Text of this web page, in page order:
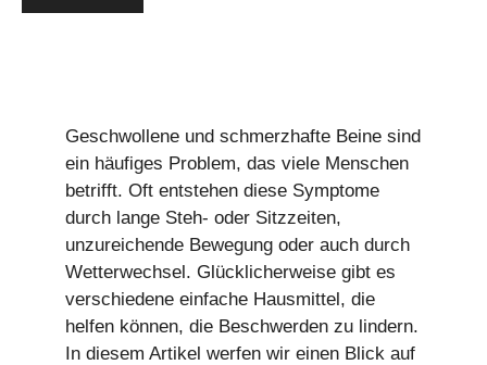
Geschwollene und schmerzhafte Beine sind
ein häufiges Problem, das viele Menschen
betrifft. Oft entstehen diese Symptome
durch lange Steh- oder Sitzzeiten,
unzureichende Bewegung oder auch durch
Wetterwechsel. Glücklicherweise gibt es
verschiedene einfache Hausmittel, die
helfen können, die Beschwerden zu lindern.
In diesem Artikel werfen wir einen Blick auf